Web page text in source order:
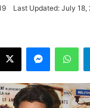
Last Updated: July 18,